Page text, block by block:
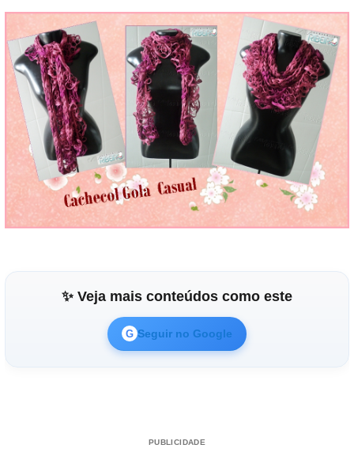
✨ Veja mais conteúdos como este
G Seguir no Google
PUBLICIDADE